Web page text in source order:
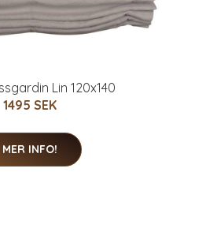
Lin 120x140
1495 SEK
MER INFO!